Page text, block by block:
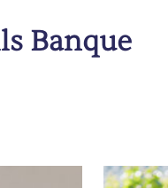
Banque